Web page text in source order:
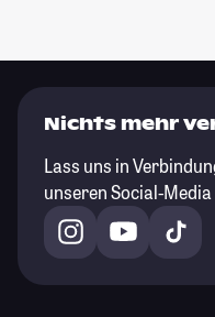
Nichts mehr
Lass uns in
unseren Social-